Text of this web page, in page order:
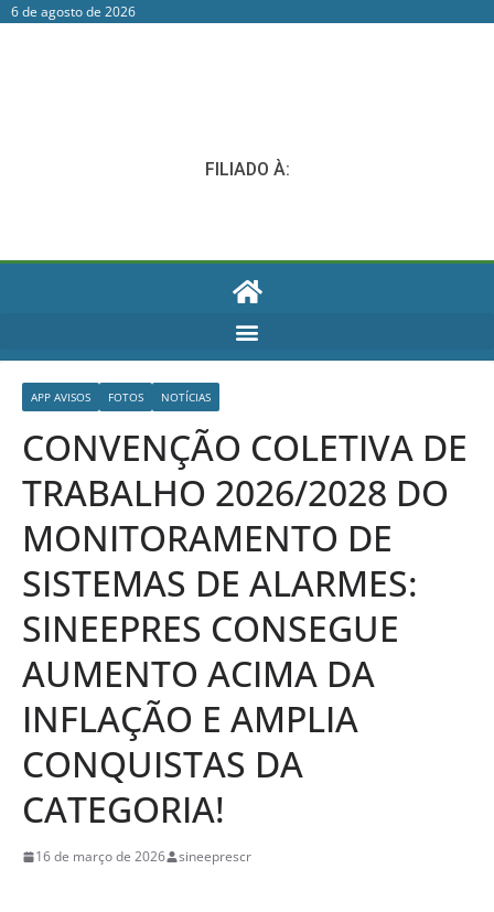
6 de agosto de 2026
FILIADO À:
APP AVISOS FOTOS NOTÍCIAS
CONVENÇÃO COLETIVA DE
TRABALHO 2026/2028 DO
MONITORAMENTO DE
SISTEMAS DE ALARMES:
SINEEPRES CONSEGUE
AUMENTO ACIMA DA
INFLAÇÃO E AMPLIA
CONQUISTAS DA
CATEGORIA!
16 de março de 2026 sineeprescr